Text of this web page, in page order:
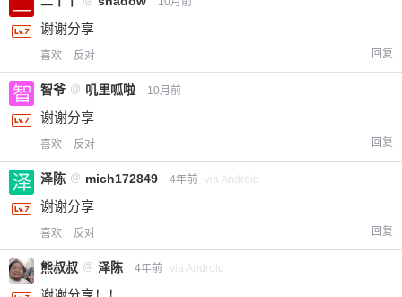
谢谢分享
喜欢 反对 回复
智爷 @ 叽里呱啦 10月前
谢谢分享
喜欢 反对 回复
泽陈 @ mich172849 4年前 via Android
谢谢分享
喜欢 反对 回复
熊叔叔 @ 泽陈 4年前 via Android